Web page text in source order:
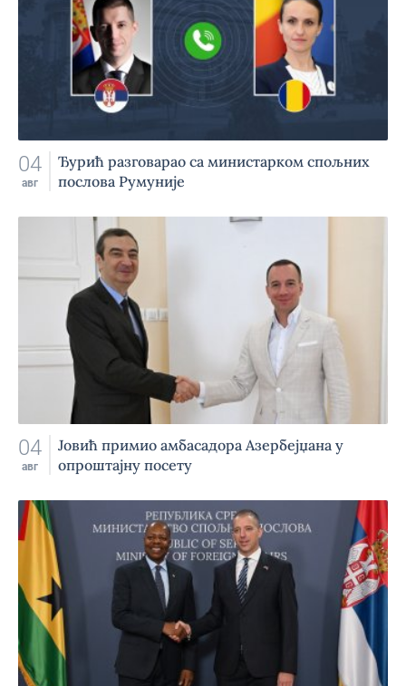
04
авг
Ђурић разговарао са министарком спољних
послова Румуније
04
авг
Jовић примио амбасадора Азербејџана у
опроштајну посету